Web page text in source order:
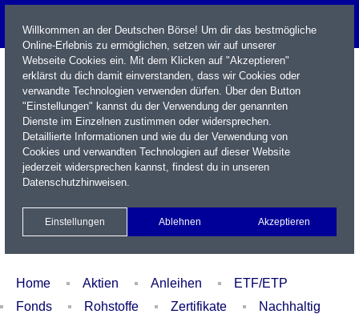
Name / WKN / ISIN / Kürzel
Xetra Realtime
Watchlist Portfolio Login
Home Aktien Anleihen
ETF/ETP
Fonds
Rohstoffe Zertifikate
Nachhaltig
Willkommen an der Deutschen Börse! Um dir das bestmögliche
Online-Erlebnis zu ermöglichen, setzen wir auf unserer
Webseite Cookies ein. Mit dem Klicken auf "Akzeptieren"
erklärst du dich damit einverstanden, dass wir Cookies oder
verwandte Technologien verwenden dürfen. Über den Button
"Einstellungen" kannst du der Verwendung der genannten
Dienste im Einzelnen zustimmen oder widersprechen.
Detaillierte Informationen und wie du der Verwendung von
Cookies und verwandten Technologien auf dieser Website
jederzeit widersprechen kannst, findest du in unseren
Datenschutzhinweisen.
Einstellungen Ablehnen Akzeptieren